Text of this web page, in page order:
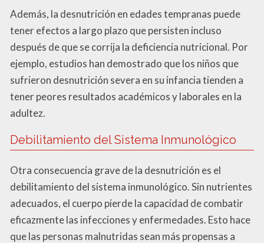
Además, la desnutrición en edades tempranas puede
tener efectos a largo plazo que persisten incluso
después de que se corrija la deficiencia nutricional. Por
ejemplo, estudios han demostrado que los niños que
sufrieron desnutrición severa en su infancia tienden a
tener peores resultados académicos y laborales en la
adultez.
Debilitamiento del Sistema Inmunológico
Otra consecuencia grave de la desnutrición es el
debilitamiento del sistema inmunológico. Sin nutrientes
adecuados, el cuerpo pierde la capacidad de combatir
eficazmente las infecciones y enfermedades. Esto hace
que las personas malnutridas sean más propensas a